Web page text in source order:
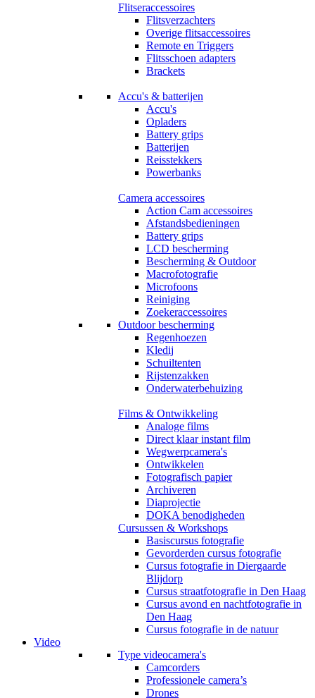
Flitseraccessoires
Flitsverzachters
Overige flitsaccessoires
Remote en Triggers
Flitsschoen adapters
Brackets
Accu's & batterijen
Accu's
Opladers
Battery grips
Batterijen
Reisstekkers
Powerbanks
Camera accessoires
Action Cam accessoires
Afstandsbedieningen
Battery grips
LCD bescherming
Bescherming & Outdoor
Macrofotografie
Microfoons
Reiniging
Zoekeraccessoires
Outdoor bescherming
Regenhoezen
Kledij
Schuiltenten
Rijstenzakken
Onderwaterbehuizing
Films & Ontwikkeling
Analoge films
Direct klaar instant film
Wegwerpcamera's
Ontwikkelen
Fotografisch papier
Archiveren
Diaprojectie
DOKA benodigheden
Cursussen & Workshops
Basiscursus fotografie
Gevorderden cursus fotografie
Cursus fotografie in Diergaarde
Blijdorp
Cursus straatfotografie in Den Haag
Cursus avond en nachtfotografie in
Den Haag
Cursus fotografie in de natuur
Video
Type videocamera's
Camcorders
Professionele camera’s
Drones